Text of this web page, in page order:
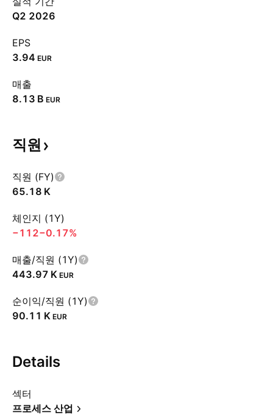
Q2 2026
EPS
3.94 EUR
매출
‪8.13 B‬ EUR
직원
직원 (FY)
‪65.18 K‬
체인지 (1Y)
−112−0.17%
매출/직원 (1Y)
‪443.97 K‬ EUR
순이익/직원 (1Y)
‪90.11 K‬ EUR
Details
섹터
프로세스 산업